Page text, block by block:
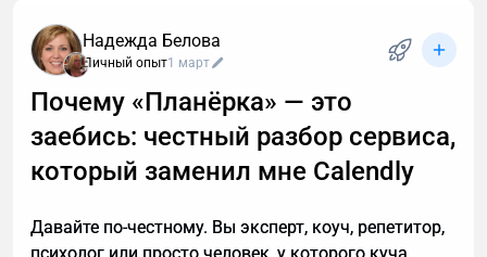
интересны кредиты, консультации и прочие услуги.
Если вы тревожитесь упустить действительно
важный разговор, например, ждете курьера, то я
расскажу, почему стоит делегировать телефонные
звонки мне.
Надежда Белова
Личный опыт1 март
Почему «Планёрка» — это
заебись: честный разбор сервиса,
который заменил мне Calendly
Давайте по-честному. Вы эксперт, коуч, репетитор,